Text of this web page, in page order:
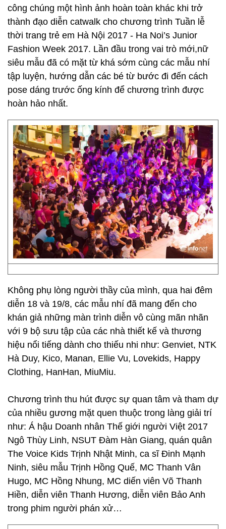
công chúng một hình ảnh hoàn toàn khác khi trở
thành đạo diễn catwalk cho chương trình Tuần lễ
thời trang trẻ em Hà Nội 2017 - Ha Noi’s Junior
Fashion Week 2017. Lần đầu trong vai trò mới,nữ
siêu mẫu đã có mặt từ khá sớm cùng các mẫu nhí
tập luyện, hướng dẫn các bé từ bước đi đến cách
pose dáng trước ống kính để chương trình được
hoàn hảo nhất.
Không phụ lòng người thầy của mình, qua hai đêm
diễn 18 và 19/8, các mẫu nhí đã mang đến cho
khán giả những màn trình diễn vô cùng mãn nhãn
với 9 bộ sưu tập của các nhà thiết kế và thương
hiệu nổi tiếng dành cho thiếu nhi như: Genviet, NTK
Hà Duy, Kico, Manan, Ellie Vu, Lovekids, Happy
Clothing, HanHan, MiuMiu.
Chương trình thu hút được sự quan tâm và tham dự
của nhiều gương mặt quen thuộc trong làng giải trí
như: Á hậu Doanh nhân Thế giới người Việt 2017
Ngô Thùy Linh, NSUT Đàm Hàn Giang, quán quân
The Voice Kids Trịnh Nhật Minh, ca sĩ Đinh Mạnh
Ninh, siêu mẫu Trịnh Hồng Quế, MC Thanh Vân
Hugo, MC Hồng Nhung, MC diến viên Võ Thanh
Hiền, diễn viên Thanh Hương, diễn viên Bảo Anh
trong phim người phán xử…